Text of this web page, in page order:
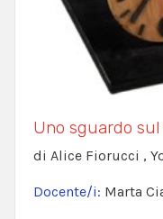
Uno sguardo
di Alice Fiorucci ,
Docente/i: Marta